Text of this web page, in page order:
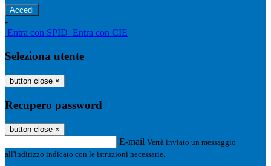
-
Entra con SPID Entra con CIE
Seleziona utente
button close ×
Recupero password
button close ×
E-mail Verrà inviato un messaggio
all'indirizzo indicato con le istruzioni necessarie.